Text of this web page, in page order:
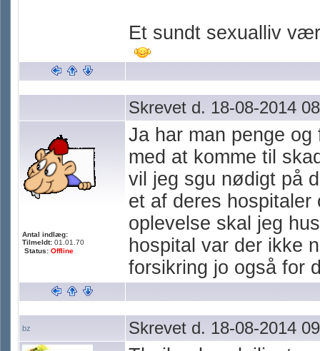
Et sundt sexualliv
Skrevet d. 18-08-2014
Antal indlæg:
Tilmeldt: 01.01.70
Status: Offline
Ja har man penge
med at komme til
vil jeg sgu nødigt på
et af deres
oplevelse skal jeg
hospital var der ikke
forsikring jo også for
bz Skrevet d. 18-08-2014